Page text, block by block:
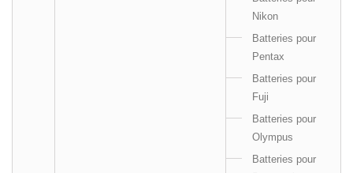
Nikon
Batteries pour
Pentax
Batteries pour
Fuji
Batteries pour
Olympus
Batteries pour